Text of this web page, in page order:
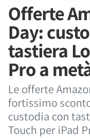
Offerte
Day:
tastiera
Pro a
Le offerte
fortissimo
custodia con
Touch per iPad